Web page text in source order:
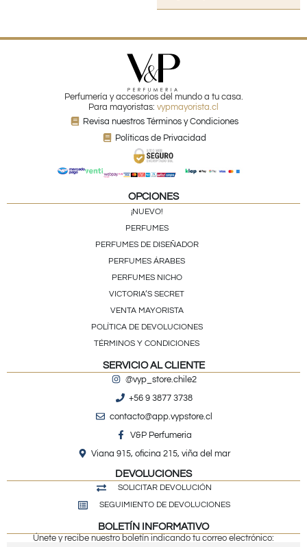
Perfumería y accesorios del mundo a tu casa.
Para mayoristas: vypmayorista.cl
Revisa nuestros Términos y Condiciones
Políticas de Privacidad
OPCIONES
¡NUEVO!
PERFUMES
PERFUMES DE DISEÑADOR
PERFUMES ÁRABES
PERFUMES NICHO
VICTORIA’S SECRET
VENTA MAYORISTA
POLÍTICA DE DEVOLUCIONES
TÉRMINOS Y CONDICIONES
SERVICIO AL CLIENTE
@vyp_store.chile2
+56 9 3877 3738
contacto@app.vypstore.cl
V&P Perfumeria
Viana 915, oficina 215, viña del mar
DEVOLUCIONES
SOLICITAR DEVOLUCIÓN
SEGUIMIENTO DE DEVOLUCIONES
BOLETÍN INFORMATIVO
Únete y recibe nuestro boletín indicando tu correo electrónico: